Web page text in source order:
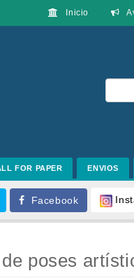
Inicio
FOR PAPER ENVIOS
Facebook
poses